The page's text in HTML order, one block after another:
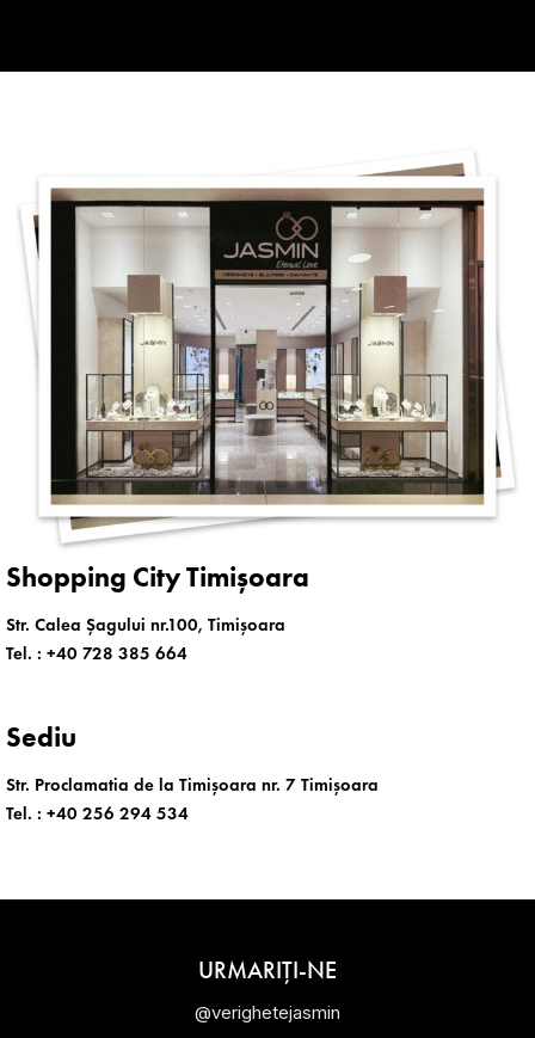
Shopping City Timișoara
Str. Calea Șagului nr.100, Timișoara
Tel. : +40 728 385 664
Sediu
Str. Proclamatia de la Timișoara nr. 7 Timișoara
Tel. : +40 256 294 534
URMARIȚI-NE
@verighetejasmin